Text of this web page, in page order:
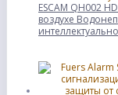
ESCAM QH002
воздухе